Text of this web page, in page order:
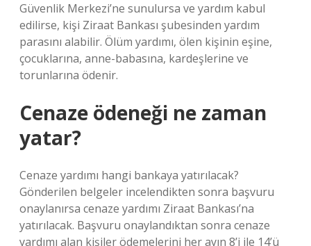
Güvenlik Merkezi’ne sunulursa ve yardım kabul
edilirse, kişi Ziraat Bankası şubesinden yardım
parasını alabilir. Ölüm yardımı, ölen kişinin eşine,
çocuklarına, anne-babasına, kardeşlerine ve
torunlarına ödenir.
Cenaze ödeneği ne zaman
yatar?
Cenaze yardımı hangi bankaya yatırılacak?
Gönderilen belgeler incelendikten sonra başvuru
onaylanırsa cenaze yardımı Ziraat Bankası’na
yatırılacak. Başvuru onaylandıktan sonra cenaze
yardımı alan kişiler ödemelerini her ayın 8’i ile 14’ü